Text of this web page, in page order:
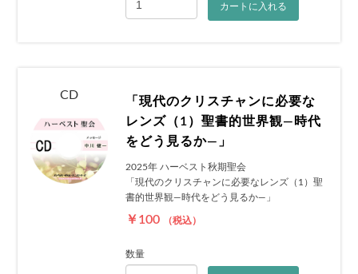
カートに入れる
CD
「現代のクリスチャンに必要な
レンズ（1）聖書的世界観―時代
をどう見るか―」
2025年 ハーベスト秋期聖会
「現代のクリスチャンに必要なレンズ（1）聖
書的世界観―時代をどう見るか―」
￥100 （税込）
数量